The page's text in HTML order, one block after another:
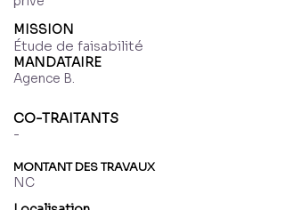
MISSION
Étude de faisabilité
MANDATAIRE
Agence B.
CO-TRAITANTS
-
MONTANT DES TRAVAUX
NC